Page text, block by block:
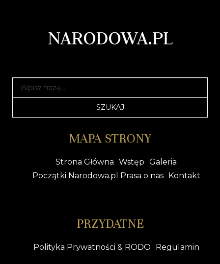
MAPA STRONY
Strona Główna Wstęp Galeria
Początki Narodowa.pl Prasa o nas
Kontakt
PRZYDATNE
Polityka Prywatności & RODO Regulamin